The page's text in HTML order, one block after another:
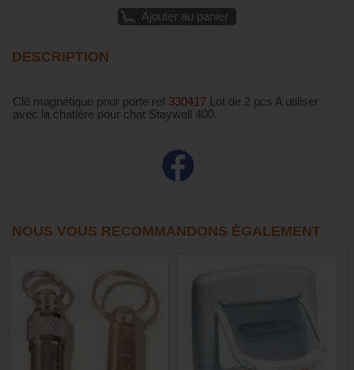
Ajouter au panier
DESCRIPTION
Clé magnétique pour porte ref 330417 Lot de 2 pcs A utiliser
avec la chatière pour chat Staywell 400.
NOUS VOUS RECOMMANDONS ÉGALEMENT